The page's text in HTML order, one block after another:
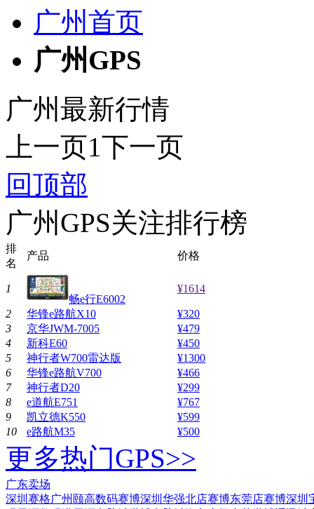
广州首页
广州GPS
广州最新行情
上一页1下一页
回顶部
广州GPS关注排行榜
排
名
产品 价格
1
畅e行E6002
¥1614
2 华锋e路航X10
¥320
3
京华JWM-7005
¥479
4
新科E60
¥450
5
神行者W700雷达版
¥1300
6
华锋e路航V700
¥466
7
神行者D20
¥299
8
e道航E751
¥767
9
凯立德K550
¥599
10
e路航M35 ¥500
更多热门GPS>>
广东卖场
深圳赛格广州颐高数码赛博深圳华强北店赛博东莞店赛博深圳